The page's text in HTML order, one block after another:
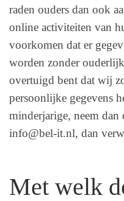
raden ouders dan ook
online activiteiten van
voorkomen dat er
worden zonder
overtuigd bent dat wij
persoonlijke gegevens
minderjarige, neem dan
info@bel-it.nl, dan
Met welk